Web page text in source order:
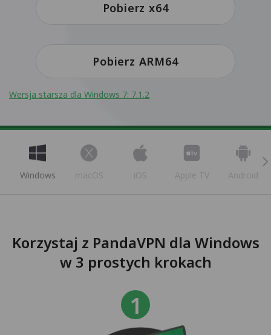
Pobierz x64
Pobierz ARM64
Wersja starsza dla Windows 7: 7.1.2
Windows macOS iOS Apple TV Android
Korzystaj z PandaVPN dla Windows
w 3 prostych krokach